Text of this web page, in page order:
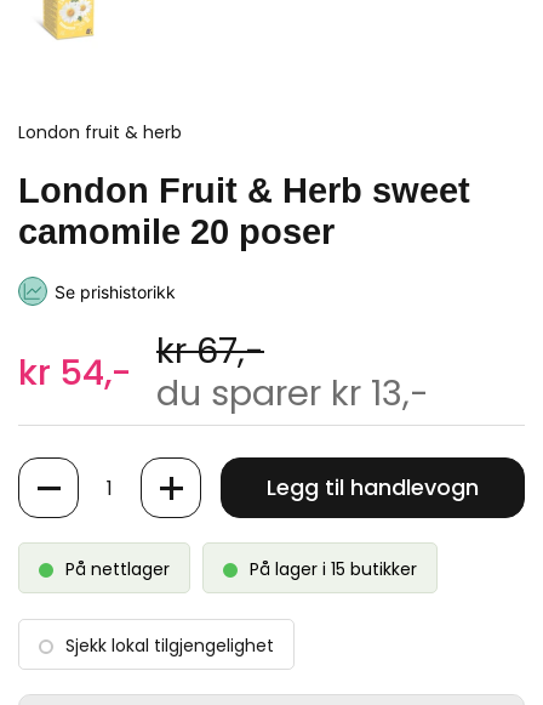
London fruit & herb
London Fruit & Herb sweet
camomile 20 poser
Se prishistorikk
kr 54,- kr 67,-
du sparer kr 13,-
Antall
Legg til handlevogn
På nettlager På lager i 15 butikker
Sjekk lokal tilgjengelighet